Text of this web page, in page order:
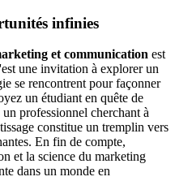
infinies
et communication est
une invitation à explorer un
se rencontrent pour façonner
un étudiant en quête de
professionnel cherchant à
constitue un tremplin vers
En fin de compte,
et la science du marketing
dans un monde en